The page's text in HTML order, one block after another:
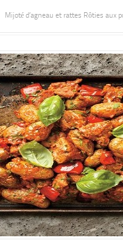
Mijoté d’agneau et rattes Rôties aux